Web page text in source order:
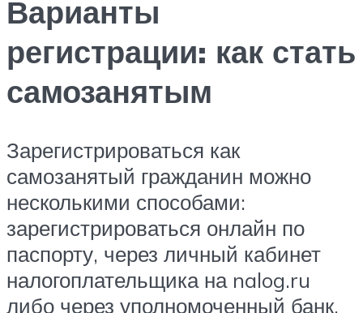
Варианты
регистрации: как стать
самозанятым
Зарегистрироваться как
самозанятый гражданин можно
несколькими способами:
зарегистрироваться онлайн по
паспорту, через личный кабинет
налогоплательщика на nalog.ru
либо через уполномоченный банк.